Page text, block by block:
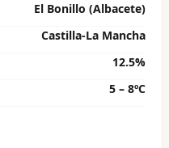
El Bonillo (Albacete)
Castilla-La Mancha
12.5%
5 – 8ºC